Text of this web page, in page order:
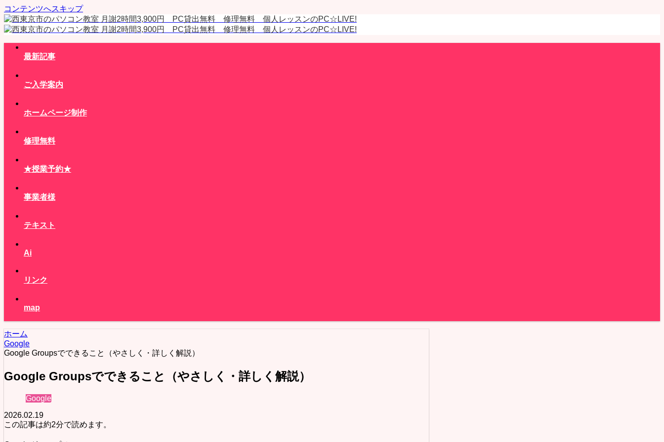
コンテンツへスキップ
最新記事
ご入学案内
ホームページ制作
修理無料
★授業予約★
事業者様
テキスト
Ai
リンク
map
ホーム
Google
Google Groupsでできること（やさしく・詳しく解説）
Google Groupsでできること（やさしく・詳しく解説）
Google
2026.02.19
この記事は約2分で読めます。